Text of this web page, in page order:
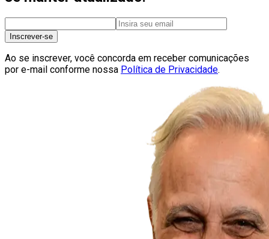
Inscrever-se
Ao se inscrever, você concorda em receber comunicações
por e-mail conforme nossa Política de Privacidade.